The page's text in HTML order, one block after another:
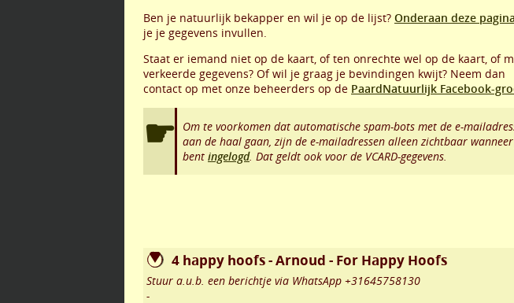
Ben je natuurlijk bekapper en wil je op de lijst? Onderaan deze pagina
je je gegevens invullen.
Staat er iemand niet op de kaart, of ten onrechte wel op de kaart, of
verkeerde gegevens? Of wil je graag je bevindingen kwijt? Neem dan
contact op met onze beheerders op de PaardNatuurlijk Facebook-
Om te voorkomen dat automatische spam-bots met de e-
aan de haal gaan, zijn de e-mailadressen alleen zichtbaar
bent ingelogd. Dat geldt ook voor de VCARD-gegevens.
4 happy hoofs - Arnoud - For Happy Hoofs
Stuur a.u.b. een berichtje via WhatsApp +31645758130
-